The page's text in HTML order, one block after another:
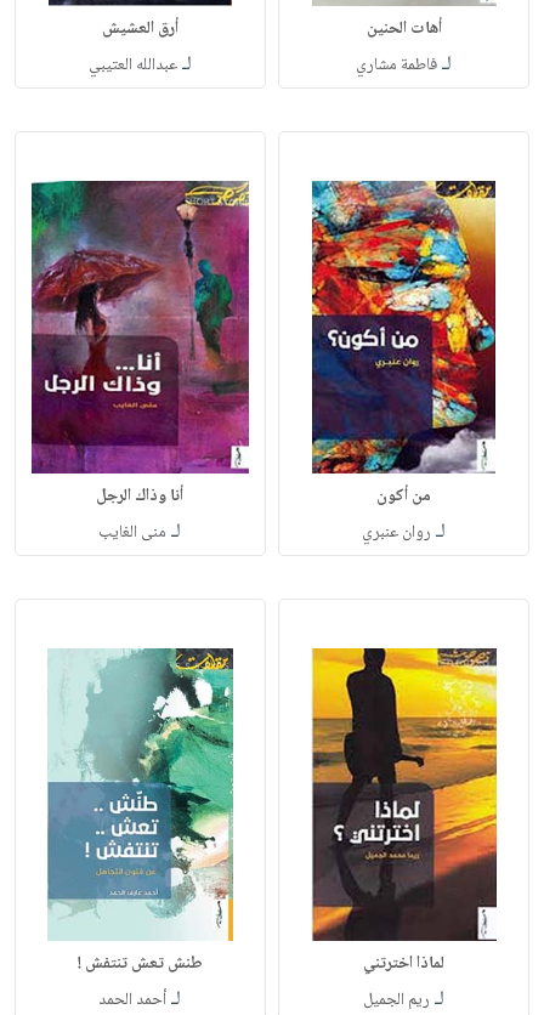
أهات الحنين
لـفاطمة مشاري
أرق العشيش
لـعبدالله العتيبي
من أكون
لـ روان عنبري
أنا وذاك الرجل
لـ منى الغايب
لماذا اخترتني
لـ ريم الجميل
طنش تعش تنتفش !
لـأحمد الحمد